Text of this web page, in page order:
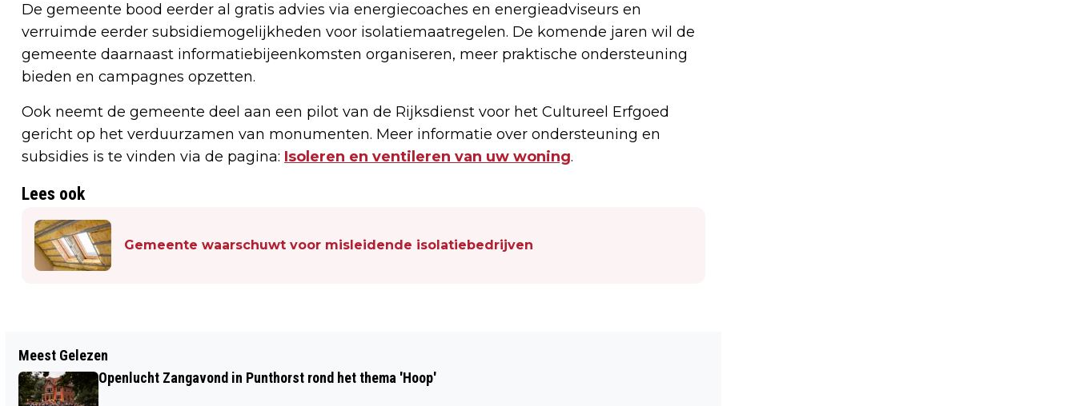
De gemeente bood eerder al gratis advies via energiecoaches en energieadviseurs en
verruimde eerder subsidiemogelijkheden voor isolatiemaatregelen. De komende jaren wil de
gemeente daarnaast informatiebijeenkomsten organiseren, meer praktische ondersteuning
bieden en campagnes opzetten.
Ook neemt de gemeente deel aan een pilot van de Rijksdienst voor het Cultureel Erfgoed
gericht op het verduurzamen van monumenten. Meer informatie over ondersteuning en
subsidies is te vinden via de pagina: Isoleren en ventileren van uw woning.
Lees ook
Gemeente waarschuwt voor misleidende isolatiebedrijven
GEMEENTE STAPHORST OP ZOEK NAAR
KAMERS VOOR JONGEREN
WOLFWERENDE MAATREGELEN
Meest Gelezen
Openlucht Zangavond in Punthorst rond het thema 'Hoop'